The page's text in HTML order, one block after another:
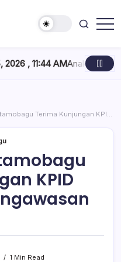
AM Anak Kadis Dishub
Kunjungan KPID Sulut Bahas Pengawasan Penyiaran
KPID
1 Min Read